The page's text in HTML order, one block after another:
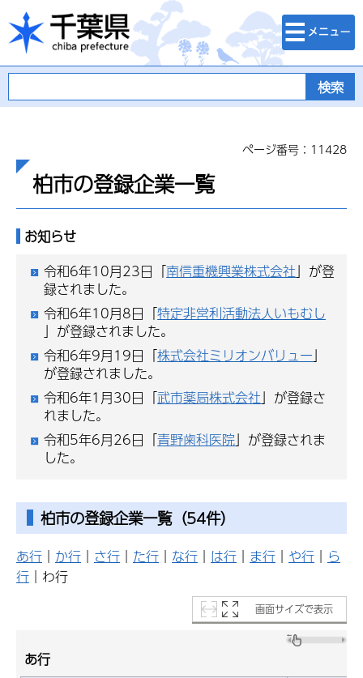
千葉県
検索・メニュ
ー
ページ番号：11428
柏市の登録企業一覧
お知らせ
令和6年10月23日「南信重機興業株式会社」が登
録されました。
令和6年10月8日「特定非営利活動法人いもむし
」が登録されました。
令和6年9月19日「株式会社ミリオンバリュー」
が登録されました。
令和6年1月30日「武市薬局株式会社」が登録さ
れました。
令和5年6月26日「青野歯科医院」が登録されま
した。
柏市の登録企業一覧（54件）
あ行 ｜ か行 ｜ さ行 ｜ た行 ｜ な行 ｜ は行 ｜ ま行 ｜ や行 ｜ ら
行 ｜わ行
画面サイズで表示
あ行